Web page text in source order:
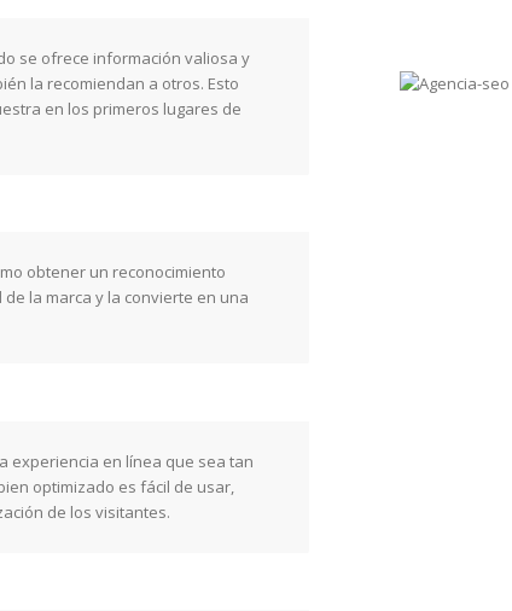
se ofrece información valiosa y
la recomiendan a otros. Esto
en los primeros lugares de
obtener un reconocimiento
la marca y la convierte en una
experiencia en línea que sea tan
optimizado es fácil de usar,
de los visitantes.